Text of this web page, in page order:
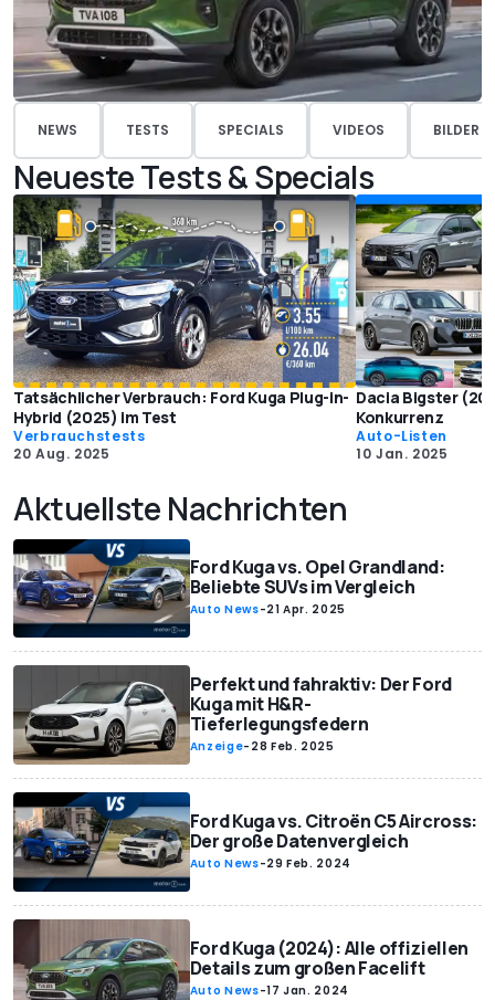
NEWS TESTS SPECIALS VIDEOS BILDER
Neueste Tests & Specials
Tatsächlicher Verbrauch: Ford Kuga Plug-in-
Hybrid (2025) im Test
Verbrauchstests
20 Aug. 2025
Dacia Bigster
Konkurrenz
Auto-Listen
10 Jan. 2025
Aktuellste Nachrichten
Ford Kuga vs. Opel Grandland:
Beliebte SUVs im Vergleich
Auto News-21 Apr. 2025
Perfekt und fahraktiv: Der Ford
Kuga mit H&R-
Tieferlegungsfedern
Anzeige- 28 Feb. 2025
Ford Kuga vs. Citroën C5 Aircross:
Der große Datenvergleich
Auto News-29 Feb. 2024
Ford Kuga (2024): Alle offiziellen
Details zum großen Facelift
Auto News-17 Jan. 2024